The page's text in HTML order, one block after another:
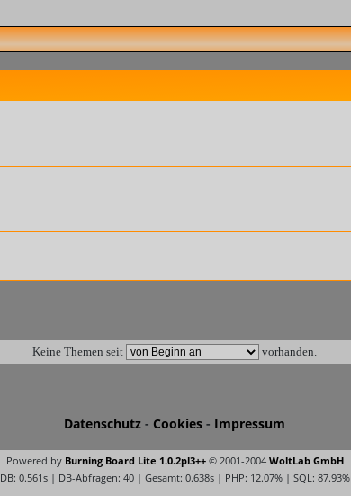
Keine Themen seit vorhanden.
Datenschutz - Cookies - Impressum
Powered by Burning Board Lite 1.0.2pl3++© 2001-2004 WoltLab GmbH
DB: 0.561s | DB-Abfragen: 40 | Gesamt: 0.638s | PHP: 12.07% | SQL: 87.93%